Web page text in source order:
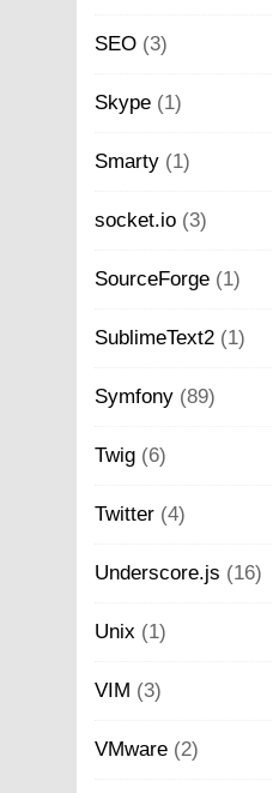
SEO (3)
Skype (1)
Smarty (1)
socket.io (3)
SourceForge (1)
SublimeText2 (1)
Symfony (89)
Twig (6)
Twitter (4)
Underscore.js (16)
Unix (1)
VIM (3)
VMware (2)